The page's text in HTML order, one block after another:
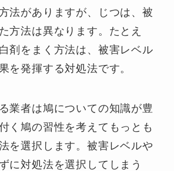
法がありますが、じつは、被
方法は異なります。たとえ
剤をまく方法は、被害レベル
を発揮する対処法です。
業者は鳩についての知識が豊
く鳩の習性を考えてもっとも
を選択します。被害レベルや
に対処法を選択してしまう